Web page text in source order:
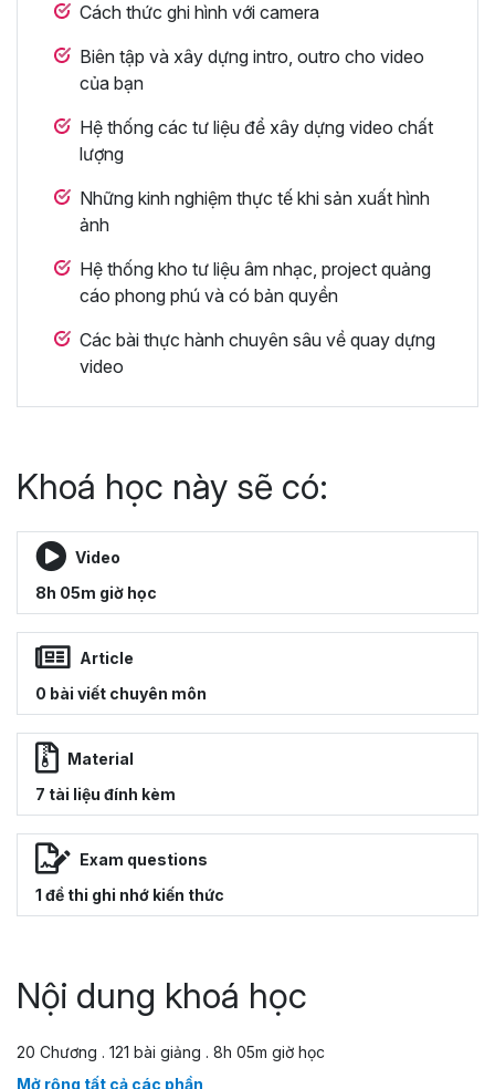
Cách thức ghi hình với camera
Biên tập và xây dựng intro, outro cho video
của bạn
Hệ thống các tư liệu để xây dựng video chất
lượng
Những kinh nghiệm thực tế khi sản xuất hình
ảnh
Hệ thống kho tư liệu âm nhạc, project quảng
cáo phong phú và có bản quyền
Các bài thực hành chuyên sâu về quay dựng
video
Khoá học này sẽ có:
Video
8h 05m giờ học
Article
0 bài viết chuyên môn
Material
7 tài liệu đính kèm
Exam questions
1 đề thi ghi nhớ kiến thức
Nội dung khoá học
20 Chương . 121 bài giảng . 8h 05m giờ học
Mở rộng tất cả các phần